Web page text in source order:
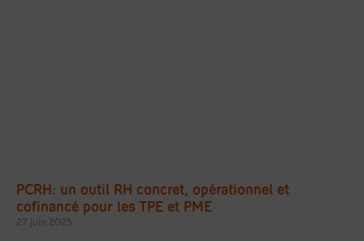
PCRH: un outil RH concret, opérationnel et
cofinancé pour les TPE et PME
27 juin 2025